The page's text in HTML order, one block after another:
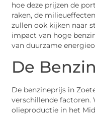
hoe deze prijzen de
raken, de
zullen ook kijken naar
impact van hoge
van duurzame
De
De benzineprijs in
verschillende factoren.
olieproductie in het